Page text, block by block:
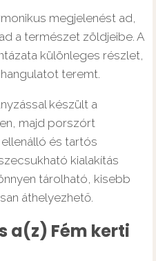
megjelenést ad,
a természet zöldjeibe. A
különleges részlet,
teremt.
készült a
majd porszórt
és tartós
kialakítás
tárolható, kisebb
áthelyezhető.
a(z) Fém kerti